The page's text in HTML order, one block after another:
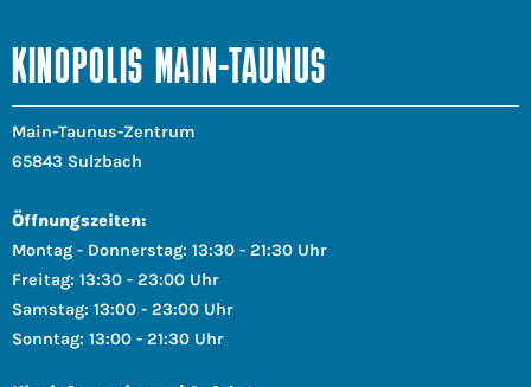
KINOPOLIS MAIN-TAUNUS
Main-Taunus-Zentrum
65843 Sulzbach
Öffnungszeiten:
Montag - Donnerstag: 13:30 - 21:30 Uhr
Freitag: 13:30 - 23:00 Uhr
Samstag: 13:00 - 23:00 Uhr
Sonntag: 13:00 - 21:30 Uhr